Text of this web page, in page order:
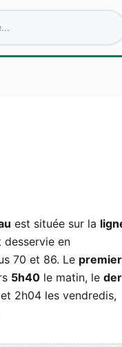
est située sur la
desservie en
70 et 86. Le premier
5h40 le matin, le
2h04 les vendredis,